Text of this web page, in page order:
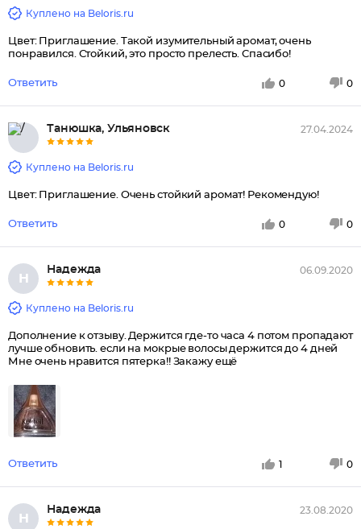
Куплено на Beloris.ru
Цвет: Приглашение. Такой изумительный аромат, очень
понравился. Стойкий, это просто прелесть. Спасибо!
Ответить 0 0
Танюшка, Ульяновск 27.04.2024
Куплено на Beloris.ru
Цвет: Приглашение. Очень стойкий аромат! Рекомендую!
Ответить 0 0
Н
Надежда 06.09.2020
Куплено на Beloris.ru
Дополнение к отзыву. Держится где-то часа 4 потом пропадают
лучше обновить. если на мокрые волосы держится до 4 дней
Мне очень нравится пятерка!! Закажу ещё
Ответить 1 0
Н
Надежда 23.08.2020